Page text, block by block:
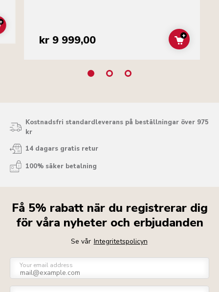
ADD TO CART
kr 9 999,00 ADD TO
+
Kostnadsfri standardleverans på beställningar över 975
kr
14 dagars gratis retur
100% säker betalning
Få 5% rabatt när du registrerar dig
för våra nyheter och erbjudanden
Se vår Integritetspolicyn
Your email address